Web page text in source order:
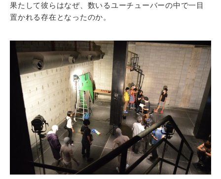
果たして彼らはなぜ、数いるユーチューバーの中で一目
置かれる存在となったのか。